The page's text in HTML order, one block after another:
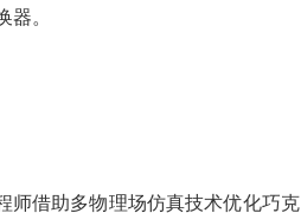
。
师借助多物理场仿真技术优化巧克